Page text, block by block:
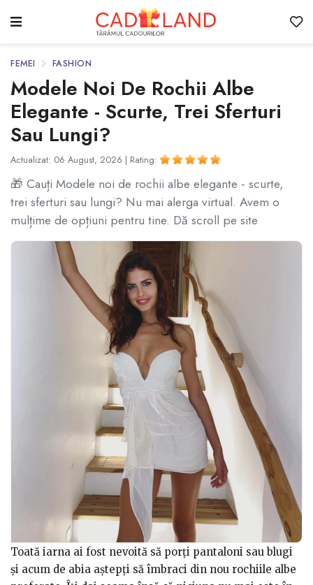
FEMEI FASHION
Modele Noi De Rochii Albe
Elegante - Scurte, Trei Sferturi
Sau Lungi?
Actualizat: 06 August, 2026 | Rating:
🎁 Cauți Modele noi de rochii albe elegante - scurte,
trei sferturi sau lungi? Nu mai alerga virtual. Avem o
mulțime de opțiuni pentru tine. Dă scroll pe site
Toată iarna ai fost nevoită să porţi pantaloni sau blugi
şi acum de abia aştepţi să îmbraci din nou rochiile albe